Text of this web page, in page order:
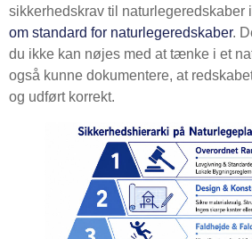
sikkerhedskrav til naturlegeredskaber
om standard for naturlegeredskaber.
du ikke kan nøjes med at tænke i et
også kunne dokumentere, at
og udført korrekt.